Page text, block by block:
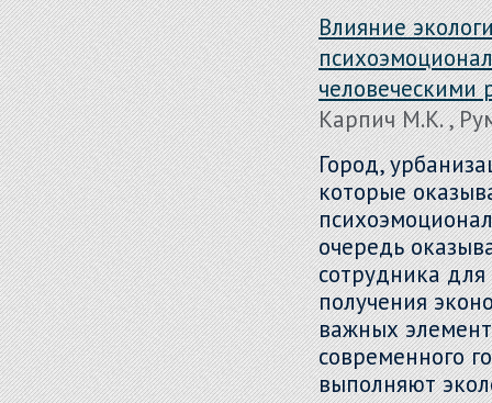
Влияние
человеческими
Карпич М.К. ,
Город,
которые
очередь
сотрудника
получения
важных
современного
выполняют